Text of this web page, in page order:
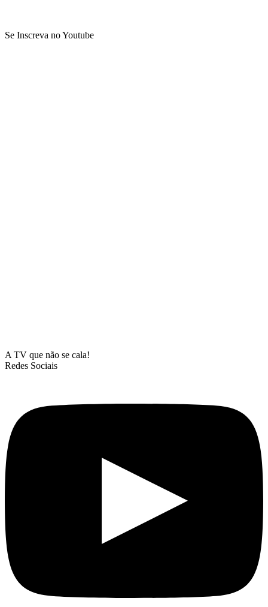
Se Inscreva no Youtube
A TV que não se cala!
Redes Sociais